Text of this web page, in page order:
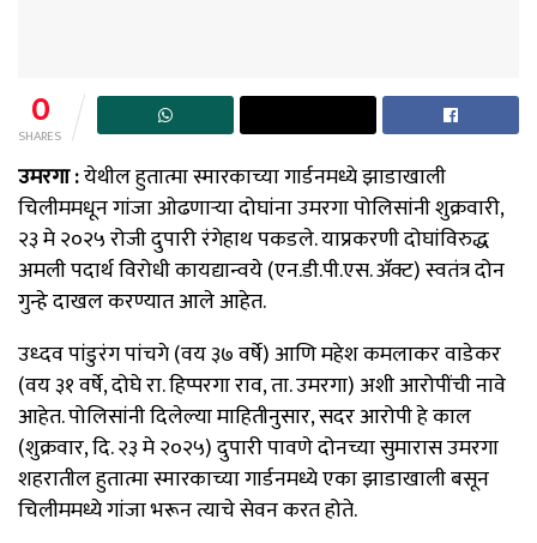
0
SHARES
उमरगा :येथील हुतात्मा स्मारकाच्या गार्डनमध्ये झाडाखाली
चिलीममधून गांजा ओढणाऱ्या दोघांना उमरगा पोलिसांनी शुक्रवारी,
२३ मे २०२५ रोजी दुपारी रंगेहाथ पकडले. याप्रकरणी दोघांविरुद्ध
अमली पदार्थ विरोधी कायद्यान्वये (एन.डी.पी.एस. ॲक्ट) स्वतंत्र दोन
गुन्हे दाखल करण्यात आले आहेत.
उध्दव पांडुरंग पांचगे (वय ३७ वर्षे) आणि महेश कमलाकर वाडेकर
(वय ३१ वर्षे, दोघे रा. हिप्परगा राव, ता. उमरगा) अशी आरोपींची नावे
आहेत. पोलिसांनी दिलेल्या माहितीनुसार, सदर आरोपी हे काल
(शुक्रवार, दि. २३ मे २०२५) दुपारी पावणे दोनच्या सुमारास उमरगा
शहरातील हुतात्मा स्मारकाच्या गार्डनमध्ये एका झाडाखाली बसून
चिलीममध्ये गांजा भरून त्याचे सेवन करत होते.